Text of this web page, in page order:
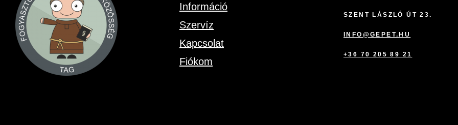
Információ
Szervíz
Kapcsolat
Fiókom
SZENT LÁSZLÓ ÚT 23.
INFO@GEPET.HU
+36 70 205 89 21